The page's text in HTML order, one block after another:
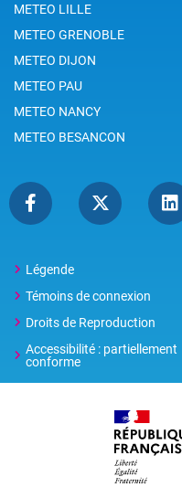
METEO LILLE
METEO GRENOBLE
METEO DIJON
METEO PAU
METEO NANCY
METEO BESANCON
Légende
Témoins de connexion
Droits de Reproduction
Accessibilité : partiellement
conforme